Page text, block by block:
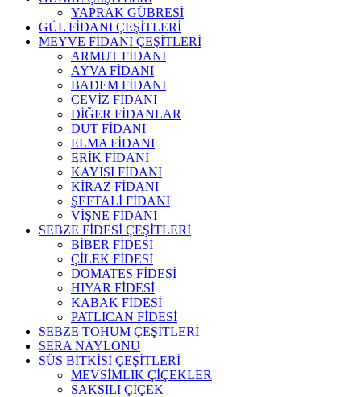
YAPRAK GÜBRESİ
GÜL FİDANI ÇEŞİTLERİ
MEYVE FİDANI ÇEŞİTLERİ
ARMUT FİDANI
AYVA FİDANI
BADEM FİDANI
CEVİZ FİDANI
DİĞER FİDANLAR
DUT FİDANI
ELMA FİDANI
ERİK FİDANI
KAYISI FİDANI
KİRAZ FİDANI
ŞEFTALİ FİDANI
VİŞNE FİDANI
SEBZE FİDESİ ÇEŞİTLERİ
BİBER FİDESİ
ÇİLEK FİDESİ
DOMATES FİDESİ
HIYAR FİDESİ
KABAK FİDESİ
PATLICAN FİDESİ
SEBZE TOHUM ÇEŞİTLERİ
SERA NAYLONU
SÜS BİTKİSİ ÇEŞİTLERİ
MEVSİMLIK ÇİÇEKLER
SAKSILI ÇİÇEK